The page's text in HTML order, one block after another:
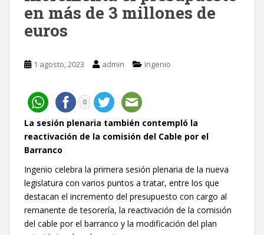
en más de 3 millones de
euros
1 agosto, 2023 admin Ingenio
0
La sesión plenaria también contempló la
reactivación de la comisión del Cable por el
Barranco
Ingenio celebra la primera sesión plenaria de la nueva
legislatura con varios puntos a tratar, entre los que
destacan el incremento del presupuesto con cargo al
remanente de tesorería, la reactivación de la comisión
del cable por el barranco y la modificación del plan